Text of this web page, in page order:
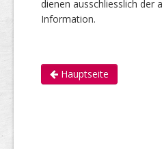
dienen ausschliesslich der
Information.
Hauptseite